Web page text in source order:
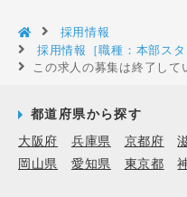
採用情報
採用情報［職種：本部スタ
この求人の募集は終了して
都道府県から探す
大阪府
兵庫県 京都府
岡山県
愛知県 東京都